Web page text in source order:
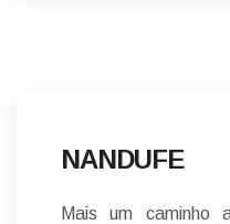
NANDUFE
Mais um